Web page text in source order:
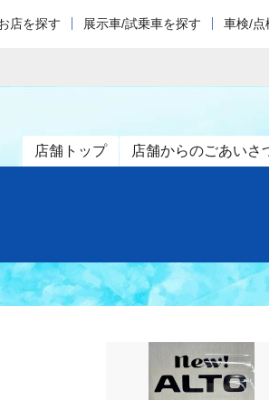
店を探す 展示車/試乗車を探す 車検/点
店舗トップ 店舗からのごあいさ